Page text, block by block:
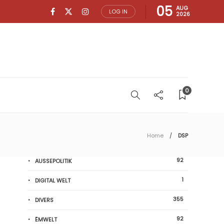
LOG IN 05 AUG
2026
0
Home DSP
AUSSEPOLITIK 92
DIGITAL WELT 1
DIVERS 355
ËMWELT 92